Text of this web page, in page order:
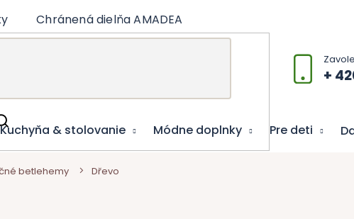
+
Chránená dielňa AMADEA
Kuchyňa & stolovanie Módne doplnky Pre deti
betlehemy Dřevo